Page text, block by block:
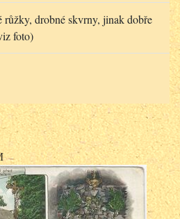
růžky, drobné skvrny, jinak dobře
foto)